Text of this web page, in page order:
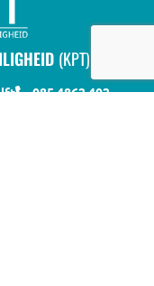
(KPT)
085 4862 402